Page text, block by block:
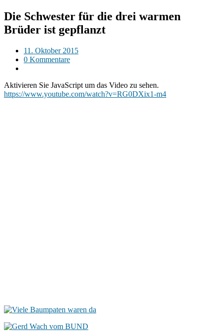
Die Schwester für die drei warmen
Brüder ist gepflanzt
11. Oktober 2015
0 Kommentare
Aktivieren Sie JavaScript um das Video zu sehen.
https://www.youtube.com/watch?v=RG0DXix1-m4